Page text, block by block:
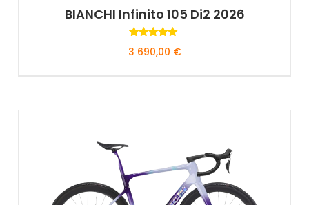
BIANCHI Infinito 105 Di2 2026
5.00
3 690,00 €